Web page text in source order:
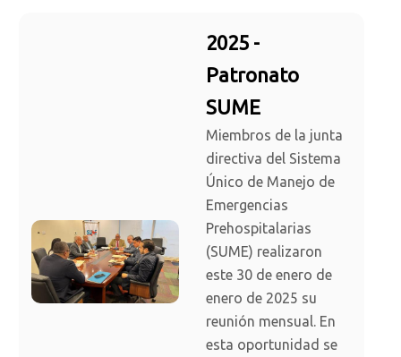
2025 -
Patronato
SUME
Miembros de la junta
directiva del Sistema
Único de Manejo de
Emergencias
Prehospitalarias
(SUME) realizaron
este 30 de enero de
enero de 2025 su
reunión mensual. En
esta oportunidad se